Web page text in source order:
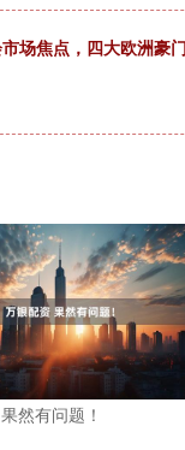
场焦点，四大欧洲豪
然有问题！